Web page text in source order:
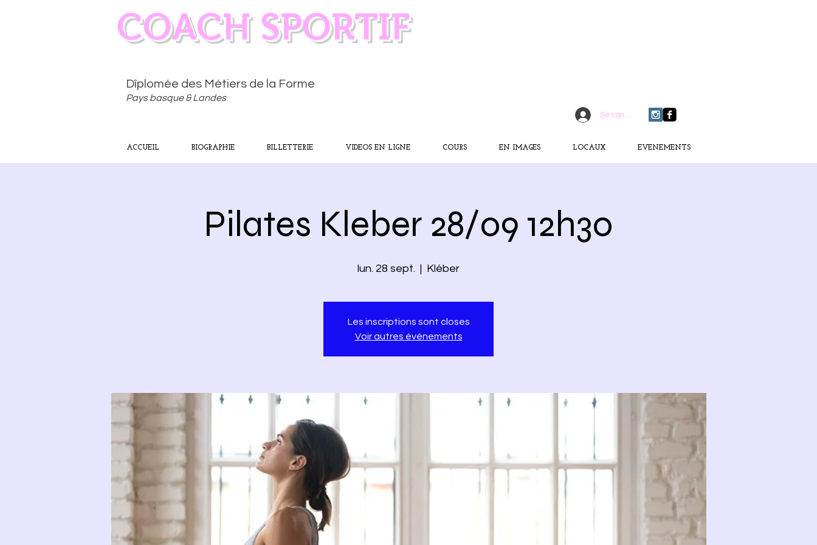
COACH SPORTIF
Dîplomée des Métiers de la Forme
Pays basque & Landes
Se connecter
ACCUEIL BIOGRAPHIE BILLETTERIE VIDEOS EN LIGNE COURS EN IMAGES LOCAUX EVENEMENTS
Pilates Kleber 28/09 12h30
lun. 28 sept.
  |
Kléber
Les inscriptions sont closes
Voir autres événements